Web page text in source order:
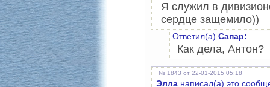
Я служил в
сердце защемило))
Ответил(а) Сапар:
Как дела, Антон?
№ 1843 от 22-01-2015 05:18
Элла написал(а) это